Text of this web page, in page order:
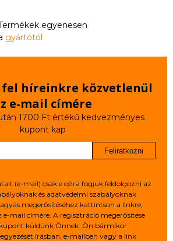
egyenesen
gyártótól
híreinkre közvetlenül
e‑mail címére
1700 Ft értékű kedvezményes
kupont kap
Feliratkozni
(e-mail) csak e célra fogjuk feldolgozni az
és adatvédelmi szabályoknak
megerősítéséhez kattintson a linkre,
mail címére. A regisztráció megerősítése
küldünk Önnek. Ön bármikor
írásban, e-mailben vagy a link